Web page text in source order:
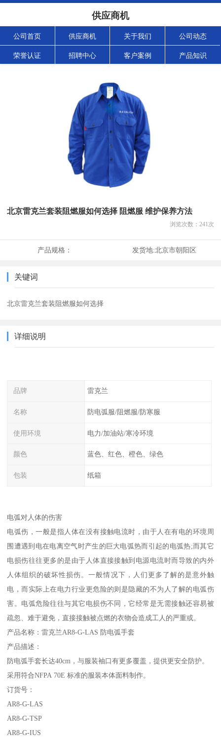
供应商机
公司首页 供应商机 关于我们 公司动态
荣誉认证 招聘中心 客户案例 产品知识
北京雷克兰套装阻燃服如何选择 阻燃服 维护保养方法
浏览次数： 241次
产品规格： 发货地:北京市朝阳区
关键词
北京雷克兰套装阻燃服如何选择
详细说明
品牌 雷克兰
名称 防电弧服/阻燃服/防寒服
使用环境 电力/加油站/寒冷环境
颜色 蓝色、红色、橙色、绿色
包装 纸箱
电弧对人体的伤害
电弧伤，一般是指人体在没有接触电流时，由于人在有电的环境周
围遭遇到电在电离空气时产生的巨大电弧热而引起的电弧热;而其它
电损伤往往更多的是由于人体直接接触到电源电流时而导致的内外
人体组织的破坏性损伤。一般情况下，人们更多了解的是意外触
电，而实际上在电力行业更危险的则是隐藏的不为人了解的电弧伤
害。电弧危险往往与其它电损伤不同，它经常是无需接触还容易被
疏忽、难于避免，直接接触被点燃的衣物会造成工人的严重或。
产品名称：雷克兰AR8-G-LAS 防电弧手套
产品描述：
防电弧手套长达40cm，与服装袖口有更多覆盖，提供更安全防护。
采用符合NFPA 70E 标准的服装本体面料制作。
订货号：
AR8-G-LAS
AR8-G-TSP
AR8-G-IUS